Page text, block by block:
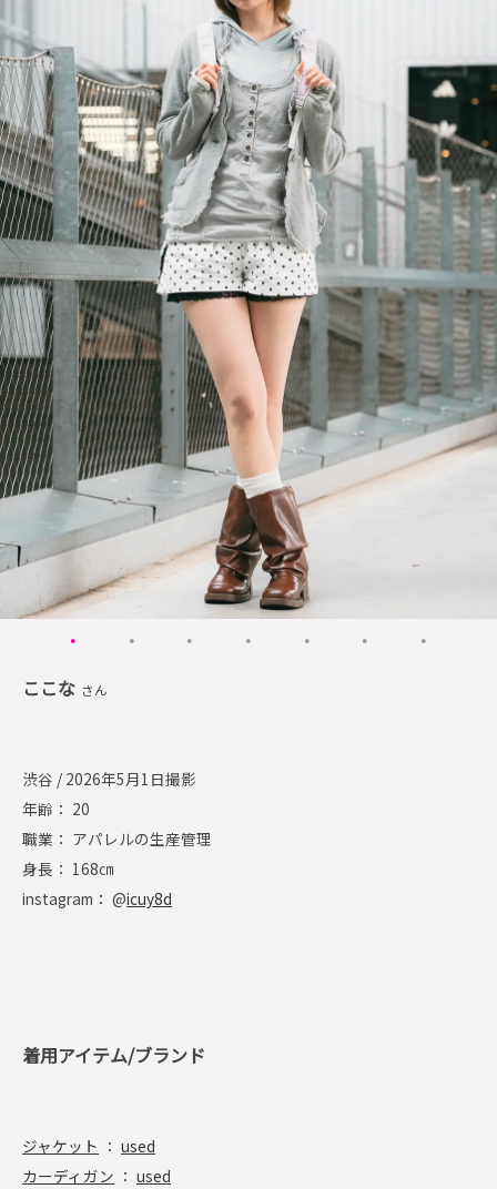
ここな さん
渋谷 / 2026年5月1日撮影
年齢： 20
職業： アパレルの生産管理
身長： 168㎝
instagram： @icuy8d
着用アイテム/ブランド
ジャケット ： used
カーディガン ： used